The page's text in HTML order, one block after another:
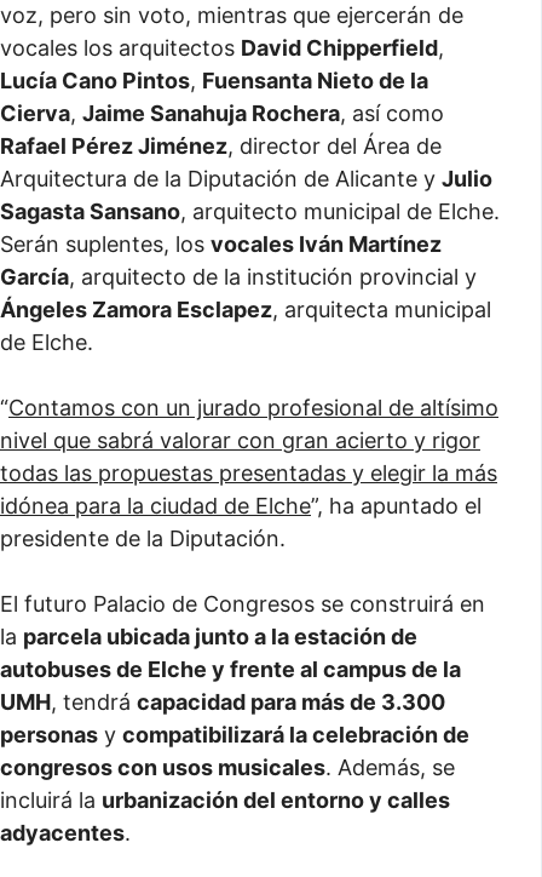
voz, pero sin voto, mientras que ejercerán de
vocales los arquitectos David Chipperfield,
Lucía Cano Pintos, Fuensanta Nieto de la
Cierva, Jaime Sanahuja Rochera, así como
Rafael Pérez Jiménez, director del Área de
Arquitectura de la Diputación de Alicante y Julio
Sagasta Sansano, arquitecto municipal de Elche.
Serán suplentes, los vocales Iván Martínez
García, arquitecto de la institución provincial y
Ángeles Zamora Esclapez, arquitecta municipal
de Elche.
“Contamos con un jurado profesional de altísimo
nivel que sabrá valorar con gran acierto y rigor
todas las propuestas presentadas y elegir la más
idónea para la ciudad de Elche”, ha apuntado el
presidente de la Diputación.
El futuro Palacio de Congresos se construirá en
la parcela ubicada junto a la estación de
autobuses de Elche y frente al campus de la
UMH, tendrá capacidad para más de 3.300
personas y compatibilizará la celebración de
congresos con usos musicales. Además, se
incluirá la urbanización del entorno y calles
adyacentes.